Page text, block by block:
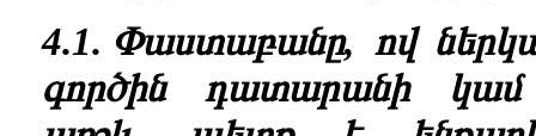
4.1. Փաստաբանը, ով
գործին դատարանի կամ